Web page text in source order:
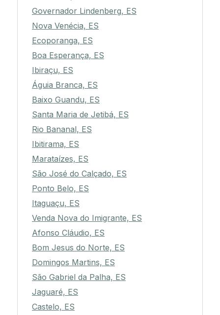
Governador Lindenberg, ES
Nova Venécia, ES
Ecoporanga, ES
Boa Esperança, ES
Ibiraçu, ES
Águia Branca, ES
Baixo Guandu, ES
Santa Maria de Jetibá, ES
Rio Bananal, ES
Ibitirama, ES
Marataízes, ES
São José do Calçado, ES
Ponto Belo, ES
Itaguaçu, ES
Venda Nova do Imigrante, ES
Afonso Cláudio, ES
Bom Jesus do Norte, ES
Domingos Martins, ES
São Gabriel da Palha, ES
Jaguaré, ES
Castelo, ES